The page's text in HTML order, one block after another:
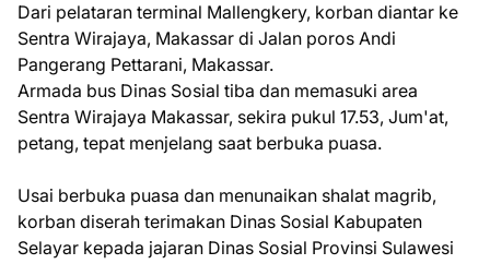
Dari pelataran terminal Mallengkery, korban diantar ke
Sentra Wirajaya, Makassar di Jalan poros Andi
Pangerang Pettarani, Makassar.
Armada bus Dinas Sosial tiba dan memasuki area
Sentra Wirajaya Makassar, sekira pukul 17.53, Jum'at,
petang, tepat menjelang saat berbuka puasa.
Usai berbuka puasa dan menunaikan shalat magrib,
korban diserah terimakan Dinas Sosial Kabupaten
Selayar kepada jajaran Dinas Sosial Provinsi Sulawesi